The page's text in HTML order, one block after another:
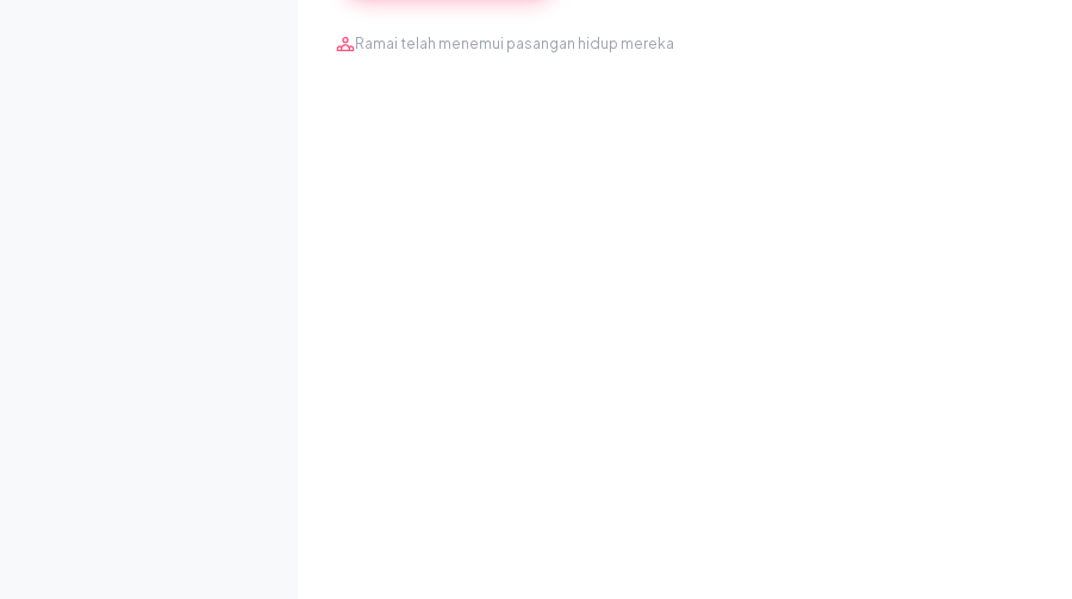
Ramai telah menemui pasangan hidup mereka